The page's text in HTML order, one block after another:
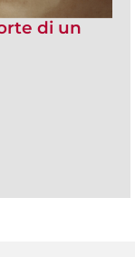
di un